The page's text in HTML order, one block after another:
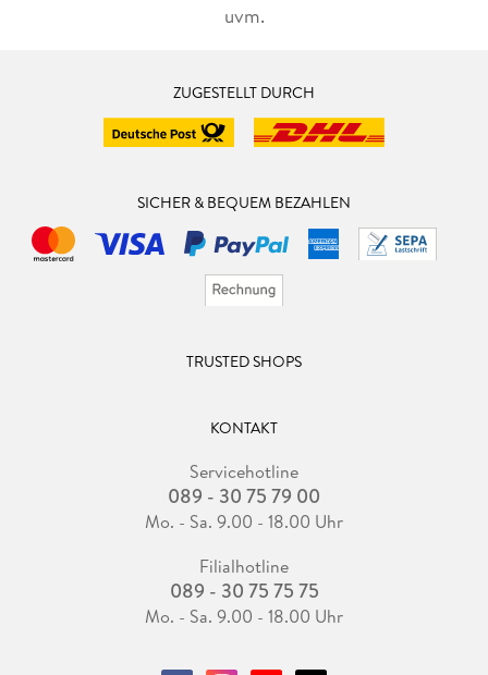
uvm.
ZUGESTELLT DURCH
SICHER & BEQUEM BEZAHLEN
TRUSTED SHOPS
KONTAKT
Servicehotline
089 - 30 75 79 00
Mo. - Sa. 9.00 - 18.00 Uhr
Filialhotline
089 - 30 75 75 75
Mo. - Sa. 9.00 - 18.00 Uhr